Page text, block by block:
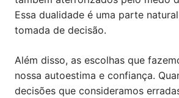
Essa dualidade é uma parte
tomada de decisão.
Além disso, as escolhas que
nossa autoestima e confiança.
decisões que consideramos